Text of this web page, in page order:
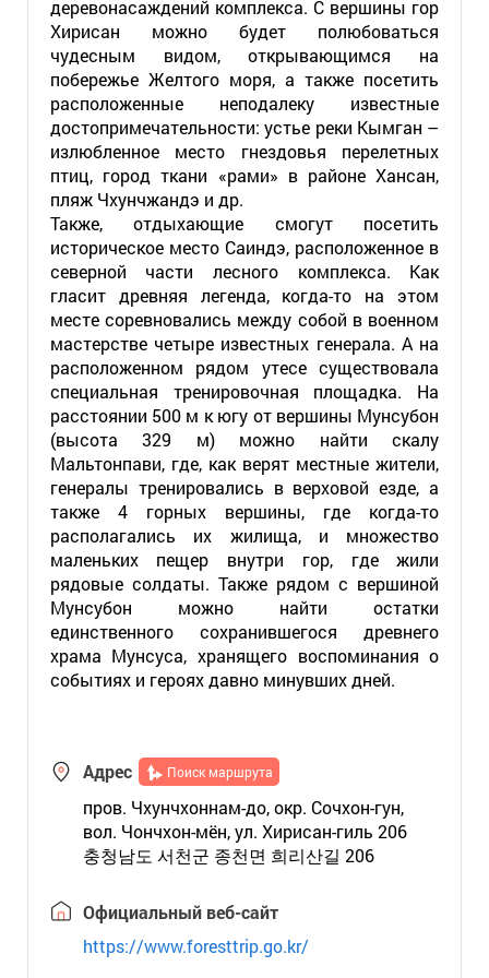
деревонасаждений комплекса. С вершины гор
Хирисан можно будет полюбоваться
чудесным видом, открывающимся на
побережье Желтого моря, а также посетить
расположенные неподалеку известные
достопримечательности: устье реки Кымган –
излюбленное место гнездовья перелетных
птиц, город ткани «рами» в районе Хансан,
пляж Чхунчжандэ и др.
Также, отдыхающие смогут посетить
историческое место Саиндэ, расположенное в
северной части лесного комплекса. Как
гласит древняя легенда, когда-то на этом
месте соревновались между собой в военном
мастерстве четыре известных генерала. А на
расположенном рядом утесе существовала
специальная тренировочная площадка. На
расстоянии 500 м к югу от вершины Мунсубон
(высота 329 м) можно найти скалу
Мальтонпави, где, как верят местные жители,
генералы тренировались в верховой езде, а
также 4 горных вершины, где когда-то
располагались их жилища, и множество
маленьких пещер внутри гор, где жили
рядовые солдаты. Также рядом с вершиной
Мунсубон можно найти остатки
единственного сохранившегося древнего
храма Мунсуса, хранящего воспоминания о
событиях и героях давно минувших дней.
Адрес Поиск маршрута
пров. Чхунчхоннам-до, окр. Сочхон-гун,
вол. Чончхон-мён, ул. Хирисан-гиль 206
충청남도 서천군 종천면 희리산길 206
Официальный веб-сайт
https://www.foresttrip.go.kr/